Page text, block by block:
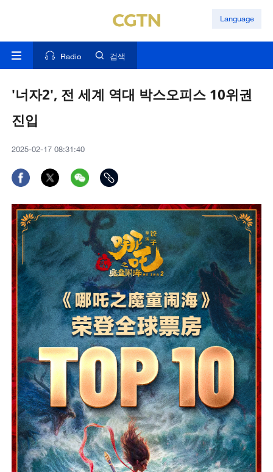
Language
Radio 검색
'너자2', 전 세계 역대 박스오피스 10위권
진입
2025-02-17 08:31:40